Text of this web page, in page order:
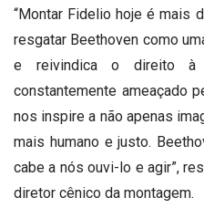
“Montar Fidelio hoje é mais
resgatar Beethoven como
e reivindica o direito à
constantemente ameaçado
nos inspire a não apenas
mais humano e justo.
cabe a nós ouvi-lo e agir”,
diretor cênico da montagem.